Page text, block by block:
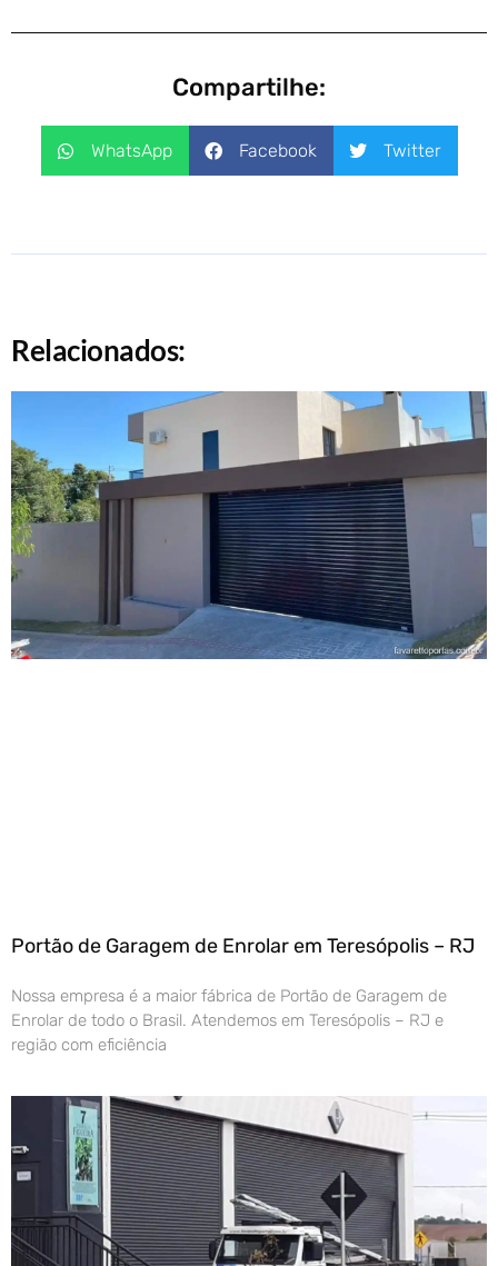
Compartilhe:
WhatsApp Facebook Twitter
Relacionados:
Portão de Garagem de Enrolar em Teresópolis – RJ
Nossa empresa é a maior fábrica de Portão de Garagem de
Enrolar de todo o Brasil. Atendemos em Teresópolis – RJ e
região com eficiência